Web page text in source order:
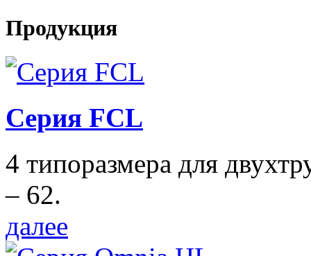
Продукция
Серия FCL
4 типоразмера для
– 62.
далее